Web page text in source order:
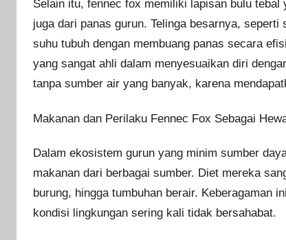
Selain itu, fennec fox memiliki lapisan bulu
juga dari panas gurun. Telinga besarnya,
suhu tubuh dengan membuang panas secara
yang sangat ahli dalam menyesuaikan diri
tanpa sumber air yang banyak, karena
Makanan dan Perilaku Fennec Fox Sebagai
Dalam ekosistem gurun yang minim sumber
makanan dari berbagai sumber. Diet mereka
burung, hingga tumbuhan berair. Keberagaman
kondisi lingkungan sering kali tidak bersahabat.